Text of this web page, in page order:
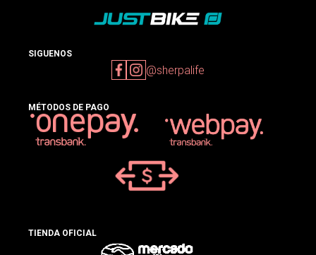
SIGUENOS
@sherpalife
MÉTODOS DE PAGO
TIENDA OFICIAL